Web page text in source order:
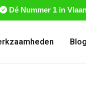
Dé Nummer 1 in
Blog